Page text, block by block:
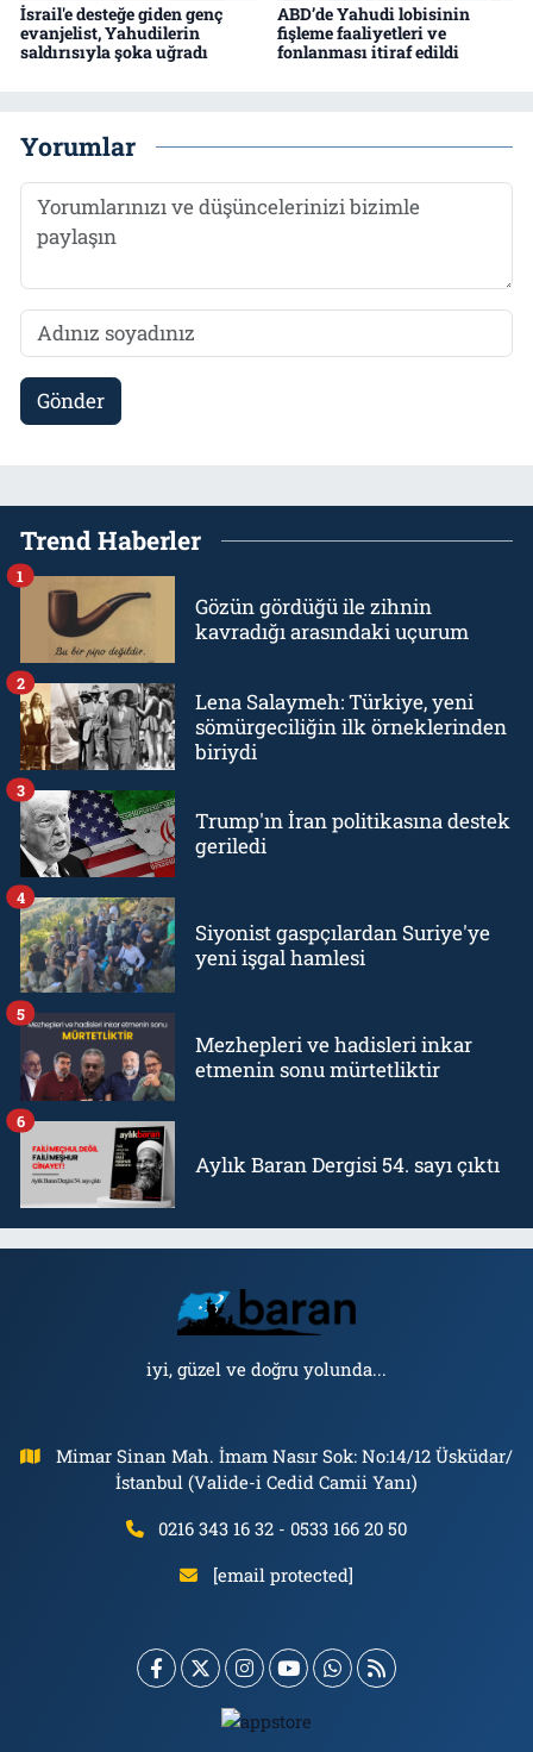
İsrail'e desteğe giden genç
evanjelist, Yahudilerin
saldırısıyla şoka uğradı
ABD’de Yahudi lobisinin
fişleme faaliyetleri ve
fonlanması itiraf edildi
Yorumlar
Gönder
Trend Haberler
Gözün gördüğü ile zihnin
kavradığı arasındaki uçurum
1
Lena Salaymeh: Türkiye, yeni
sömürgeciliğin ilk örneklerinden
biriydi
2
Trump'ın İran politikasına destek
geriledi
3
Siyonist gaspçılardan Suriye'ye
yeni işgal hamlesi
4
Mezhepleri ve hadisleri inkar
etmenin sonu mürtetliktir
5
Aylık Baran Dergisi 54. sayı çıktı
6
iyi, güzel ve doğru yolunda...
Mimar Sinan Mah. İmam Nasır Sok: No:14/12 Üsküdar/
İstanbul (Valide-i Cedid Camii Yanı)
0216 343 16 32 - 0533 166 20 50
[email protected]